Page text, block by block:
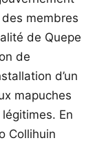
membres
de Quepe
de
d’un
mapuches
En
Collihuin